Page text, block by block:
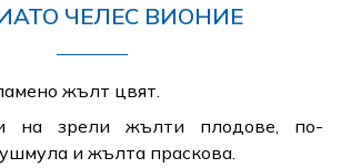
ЧЕЛЕС ВИОНИЕ
жълт цвят.
на зрели жълти плодове, по-
и жълта праскова.